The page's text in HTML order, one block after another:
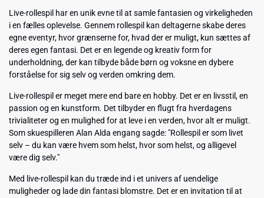
Live-rollespil har en unik evne til at samle fantasien og virkeligheden
i en fælles oplevelse. Gennem rollespil kan deltagerne skabe deres
egne eventyr, hvor grænserne for, hvad der er muligt, kun sættes af
deres egen fantasi. Det er en legende og kreativ form for
underholdning, der kan tilbyde både børn og voksne en dybere
forståelse for sig selv og verden omkring dem.
Live-rollespil er meget mere end bare en hobby. Det er en livsstil, en
passion og en kunstform. Det tilbyder en flugt fra hverdagens
trivialiteter og en mulighed for at leve i en verden, hvor alt er muligt.
Som skuespilleren Alan Alda engang sagde: "Rollespil er som livet
selv – du kan være hvem som helst, hvor som helst, og alligevel
være dig selv."
Med live-rollespil kan du træde ind i et univers af uendelige
muligheder og lade din fantasi blomstre. Det er en invitation til at